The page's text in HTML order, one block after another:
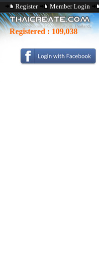
Register Member Login
Registered : 109,038